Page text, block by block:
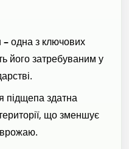
–одна з ключових
його затребуваним у
підщепа здатна
що зменшує